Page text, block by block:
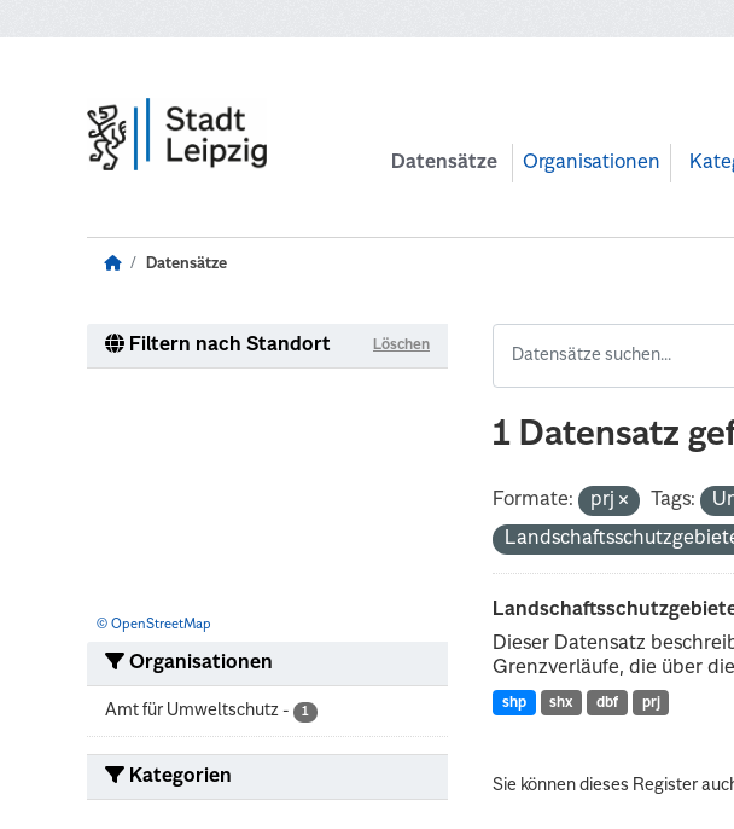
Datensätze Organisationen
Datensätze
Filtern nach Standort Löschen
© OpenStreetMap
Organisationen
Amt für Umweltschutz - 1
Kategorien
1 Datensatz
Formate: prj Tags:
Dieser Datensatz
Grenzverläufe, die über
shp shx dbf prj
Sie können dieses Register